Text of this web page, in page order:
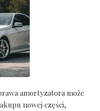
amortyzatora może
nowej części,